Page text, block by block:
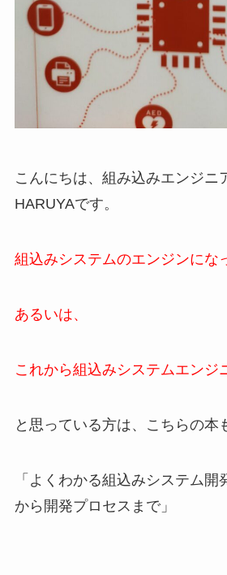
こんにちは、組み込みエンジニ
HARUYAです。
組込みシステムのエンジンにな
あるいは、
これから組込みシステムエンジ
と思っている方は、こちらの本
「よくわかる組込みシステム
から開発プロセスまで」